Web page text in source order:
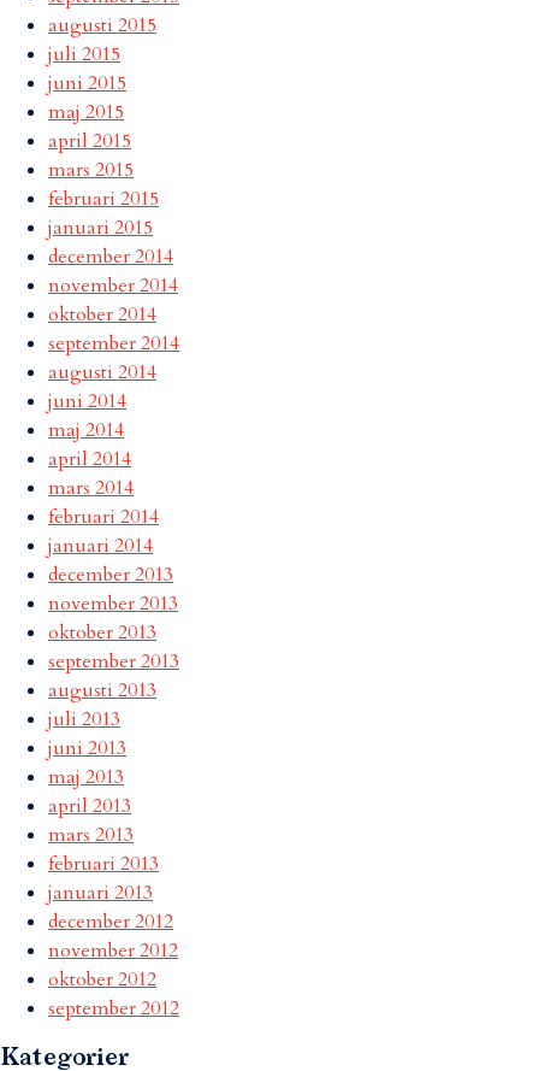
augusti 2015
juli 2015
juni 2015
maj 2015
april 2015
mars 2015
februari 2015
januari 2015
december 2014
november 2014
oktober 2014
september 2014
augusti 2014
juni 2014
maj 2014
april 2014
mars 2014
februari 2014
januari 2014
december 2013
november 2013
oktober 2013
september 2013
augusti 2013
juli 2013
juni 2013
maj 2013
april 2013
mars 2013
februari 2013
januari 2013
december 2012
november 2012
oktober 2012
september 2012
Kategorier